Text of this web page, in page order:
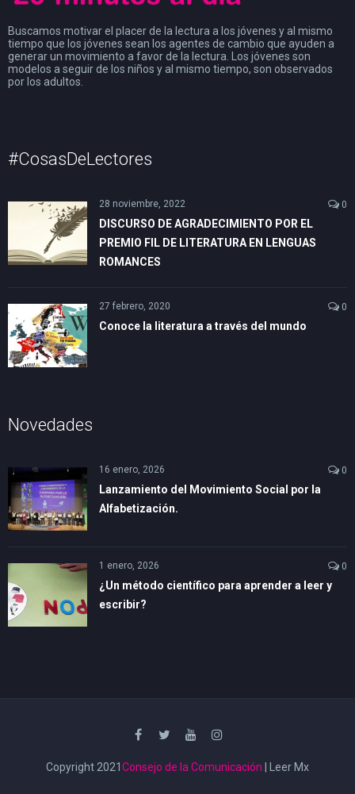
Buscamos motivar el placer de la lectura a los jóvenes y al mismo
tiempo que los jóvenes sean los agentes de cambio que ayuden a
generar un movimiento a favor de la lectura. Los jóvenes son
modelos a seguir de los niños y al mismo tiempo, son observados
por los adultos.
#CosasDeLectores
28 noviembre, 2022 0
DISCURSO DE AGRADECIMIENTO POR EL
PREMIO FIL DE LITERATURA EN LENGUAS
ROMANCES
27 febrero, 2020 0
Conoce la literatura a través del mundo
Novedades
16 enero, 2026 0
Lanzamiento del Movimiento Social por la
Alfabetización.
1 enero, 2026 0
¿Un método científico para aprender a leer y
escribir?
Copyright 2021 Consejo de la Comunicación | Leer Mx